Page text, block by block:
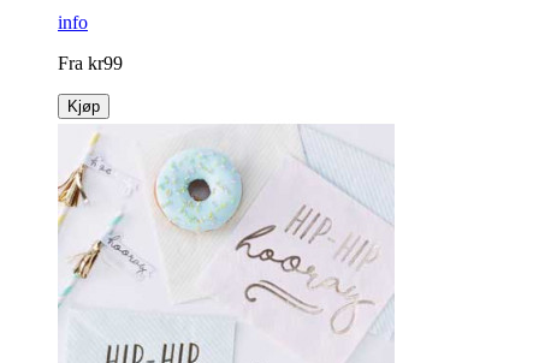
info
Fra kr99
Kjøp